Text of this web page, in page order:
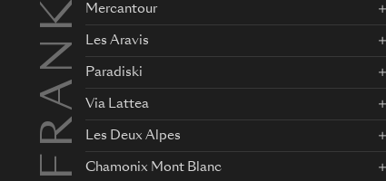
Mercantour
Les Aravis
Paradiski
Via Lattea
Les Deux Alpes
Chamonix Mont Blanc